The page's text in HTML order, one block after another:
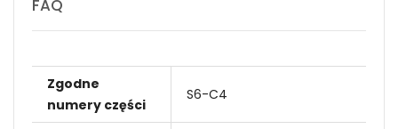
FAQ
Zgodne
numery części
S6-C4